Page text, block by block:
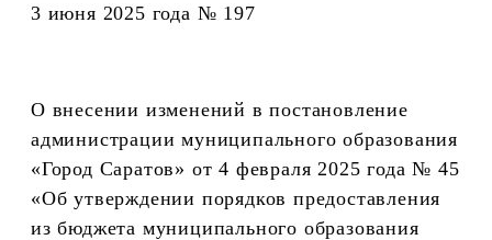
3 июня 2025 года № 197
О внесении изменений в постановление
администрациимуниципального образования
«Город Саратов» от4 февраля 2025 года№ 45
«Об утверждении порядков предоставления
из бюджета муниципального образования